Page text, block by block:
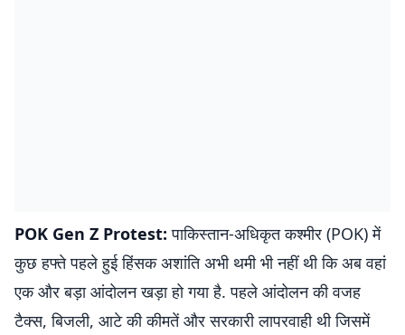
POK Gen Z Protest:पाकिस्तान-अधिकृत कश्मीर (POK) में
कुछ हफ्ते पहले हुई हिंसक अशांति अभी थमी भी नहीं थी कि अब वहां
एक और बड़ा आंदोलन खड़ा हो गया है. पहले आंदोलन की वजह
टैक्स, बिजली, आटे की कीमतें और सरकारी लापरवाही थी जिसमें